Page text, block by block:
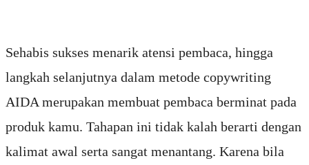
Sehabis sukses menarik atensi pembaca, hingga
langkah selanjutnya dalam metode copywriting
AIDA merupakan membuat pembaca berminat pada
produk kamu. Tahapan ini tidak kalah berarti dengan
kalimat awal serta sangat menantang. Karena bila